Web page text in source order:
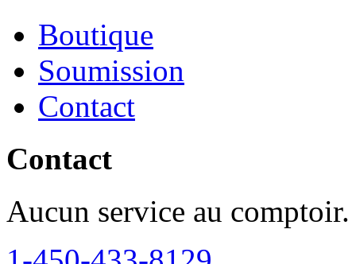
Boutique
Soumission
Contact
Contact
Aucun service au comptoir.